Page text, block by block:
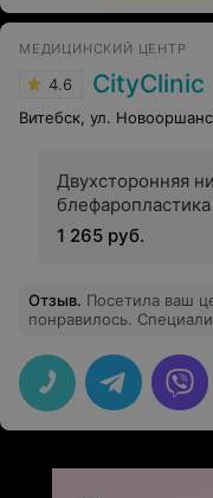
МЕДИЦИНСКИЙ ЦЕНТР
4.6 CityClinic
Витебск, ул.
Двухсторонняя
блефаропластика
1 265 руб.
Отзыв. Посетила ваш центр с ребенком. Все очень
понравилось.
буду рекомендовать